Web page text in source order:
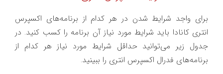
برای واجد شرایط شدن در هر کدام از برنامه‌های اکسپرس
انتری کانادا باید شرایط مورد نیاز آن برنامه را کسب کنید. در
جدول زیر می‌توانید حداقل شرایط مورد نیاز هر کدام از
برنامه‌های فدرال اکسپرس انتری را ببینید.